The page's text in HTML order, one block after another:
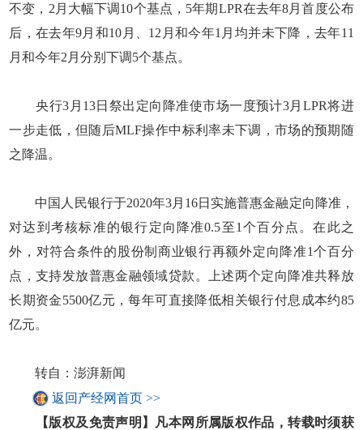
不变，2月大幅下调10个基点，5年期LPR在去年8月首度公布
后，在去年9月和10月、12月和今年1月均并未下降，去年11
月和今年2月分别下调5个基点。
央行3月13日祭出定向降准使市场一度预计3月LPR将进
一步走低，但随后MLF操作中标利率未下调，市场的预期随
之降温。
中国人民银行于2020年3月16日实施普惠金融定向降准，
对达到考核标准的银行定向降准0.5至1个百分点。在此之
外，对符合条件的股份制商业银行再额外定向降准1个百分
点，支持发放普惠金融领域贷款。上述两个定向降准共释放
长期资金5500亿元，每年可直接降低相关银行付息成本约85
亿元。
转自：澎湃新闻
返回产经网首页 >>
【版权及免责声明】凡本网所属版权作品，转载时须获